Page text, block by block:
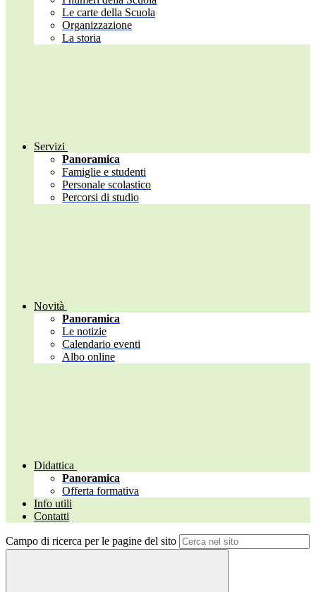
Le carte della Scuola
Organizzazione
La storia
Servizi
Panoramica
Famiglie e studenti
Personale scolastico
Percorsi di studio
Novità
Panoramica
Le notizie
Calendario eventi
Albo online
Didattica
Panoramica
Offerta formativa
Info utili
Contatti
Campo di ricerca per le pagine del sito